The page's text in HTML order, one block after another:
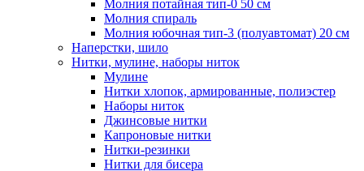
Молния потайная тип-0 50 см
Молния спираль
Молния юбочная тип-3 (полуавтомат) 20 см
Наперстки, шило
Нитки, мулине, наборы ниток
Мулине
Нитки хлопок, армированные, полиэстер
Наборы ниток
Джинсовые нитки
Капроновые нитки
Нитки-резинки
Нитки для бисера